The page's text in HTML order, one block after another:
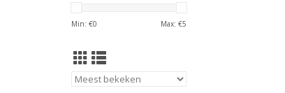
Min: €0 Max: €5